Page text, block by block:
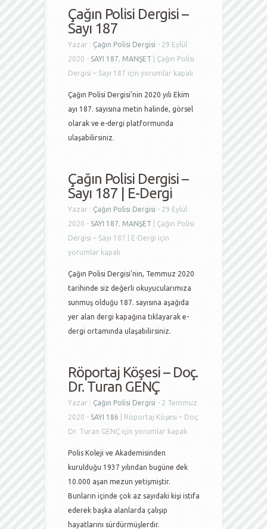
Çağın Polisi Dergisi –
Sayı 187
Yazar : Çağın Polisi Dergisi - 29 Eylül
2020 - SAYI 187, MANŞET
Çağın Polisi
Dergisi – Sayı 187 için yorumlar kapalı
Çağın Polisi Dergisi’nin 2020 yılı Ekim
ayı 187. sayısına metin halinde, görsel
olarak ve e-dergi platformunda
ulaşabilirsiniz.
Çağın Polisi Dergisi –
Sayı 187 | E-Dergi
Yazar : Çağın Polisi Dergisi - 29 Eylül
2020 - SAYI 187, MANŞET
Çağın Polisi
Dergisi – Sayı 187 | E-Dergi için
yorumlar kapalı
Çağın Polisi Dergisi’nin, Temmuz 2020
tarihinde siz değerli okuyucularımıza
sunmuş olduğu 187. sayısına aşağıda
yer alan dergi kapağına tıklayarak e-
dergi ortamında ulaşabilirsiniz.
Röportaj Köşesi – Doç.
Dr. Turan GENÇ
Yazar : Çağın Polisi Dergisi - 2 Temmuz
2020 - SAYI 186
Röportaj Köşesi – Doç.
Dr. Turan GENÇ için yorumlar kapalı
Polis Koleji ve Akademisinden
kurulduğu 1937 yılından bugüne dek
10.000 aşan mezun yetişmiştir.
Bunların içinde çok az sayıdaki kişi istifa
ederek başka alanlarda çalışıp
hayatlarını sürdürmüşlerdir.